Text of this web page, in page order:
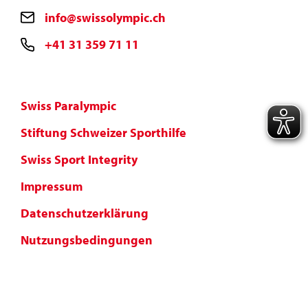
info@swissolympic.ch
+41 31 359 71 11
Swiss Paralympic
Stiftung Schweizer Sporthilfe
Swiss Sport Integrity
Impressum
Datenschutzerklärung
Nutzungsbedingungen